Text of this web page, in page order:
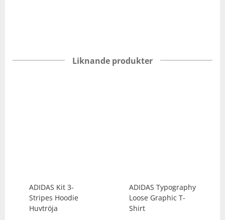
Liknande produkter
ADIDAS Kit 3-
Stripes Hoodie
Huvtröja
ADIDAS Typography
Loose Graphic T-
Shirt